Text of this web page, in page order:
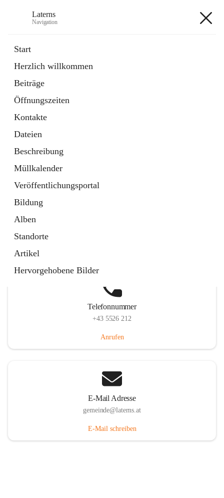
Laterns
Navigation
Start
Herzlich willkommen
Beiträge
Öffnungszeiten
Kontakte
Dateien
Beschreibung
Müllkalender
Veröffentlichungsportal
Bildung
Alben
Standorte
Artikel
Hervorgehobene Bilder
11 Schnellzugriffe
Soziales
1 Schnellzugriff
Telefonnummer
+43 5526 212
Anrufen
E-Mail Adresse
gemeinde@laterns.at
E-Mail schreiben